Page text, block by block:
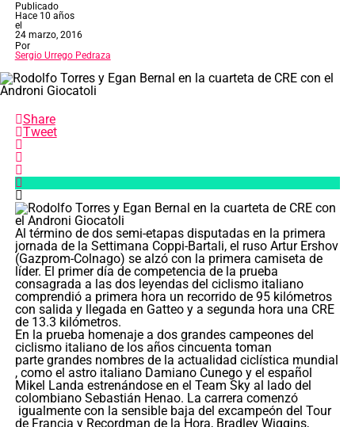
Publicado
Hace 10 años
el
24 marzo, 2016
Por
Sergio Urrego Pedraza
Share
Tweet
Al término de dos semi-etapas disputadas en la primera
jornada de la Settimana Coppi-Bartali, el ruso Artur Ershov
(Gazprom-Colnago) se alzó con la primera camiseta de
líder. El primer día de competencia de la prueba
consagrada a las dos leyendas del ciclismo italiano
comprendió a primera hora un recorrido de 95 kilómetros
con salida y llegada en Gatteo y a segunda hora una CRE
de 13.3 kilómetros.
En la prueba homenaje a dos grandes campeones del
ciclismo italiano de los años cincuenta toman
parte grandes nombres de la actualidad ciclística mundial
, como el astro italiano Damiano Cunego y el español
Mikel Landa estrenándose en el Team Sky al lado del
colombiano Sebastián Henao. La carrera comenzó
igualmente con la sensible baja del excampeón del Tour
de Francia y Recordman de la Hora, Bradley Wiggins,